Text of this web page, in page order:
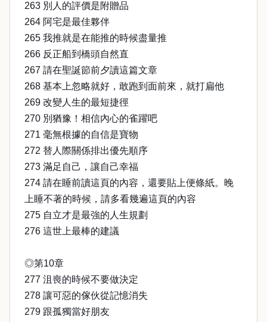
263 別人的評價是附贈品
264 阿宅是最佳夥伴
265 我推就是在能推的時候盡量推
266 反正船到橋頭自然直
267 請在聖誕節前夕讀這篇文章
268 基本上忽略就好，敢跑到面前來，就打扁他
269 改變人生的最短捷徑
270 別猶豫！相信內心的雀躍吧
271 毫無根據的自信是寶物
272 替人際關係排出優先順序
273 滿足自己，讓自己幸福
274 請在睡前讀這頁的內容，還要貼上便條紙。晚
上睡不著的時候，請多看幾遍這頁的內容
275 自立才是最強的人生規劃
276 這世上最棒的建議
◎第10章
277 沮喪的時候不要做決定
278 讓可惡的傢伙從記憶消失
279 跟孤獨當好朋友